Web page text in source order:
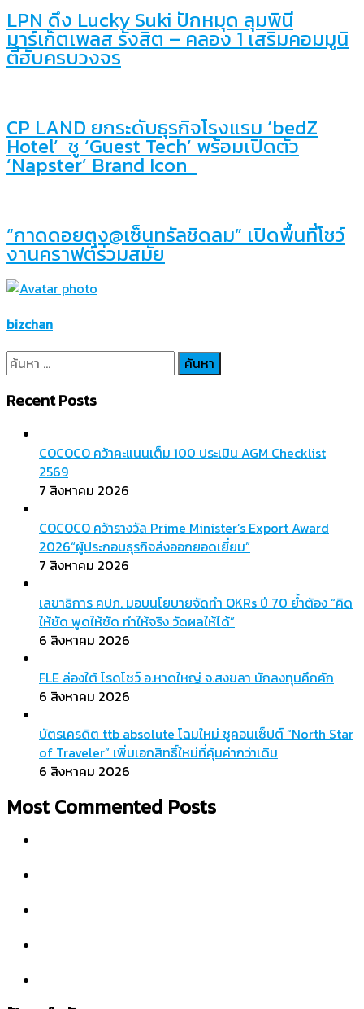
LPN ดึง Lucky Suki ปักหมุด ลุมพินี
มาร์เก็ตเพลส รังสิต – คลอง 1 เสริมคอมมูนิ
ตี้ฮับครบวงจร
CP LAND ยกระดับธุรกิจโรงแรม ‘bedZ
Hotel’ ชู ‘Guest Tech’ พร้อมเปิดตัว
‘Napster’ Brand Icon
“กาดดอยตุง@เซ็นทรัลชิดลม” เปิดพื้นที่โชว์
งานคราฟต์ร่วมสมัย
bizchan
ค้นหา
สำหรับ:
Recent Posts
COCOCO คว้าคะแนนเต็ม 100 ประเมิน AGM Checklist
2569
7 สิงหาคม 2026
COCOCO คว้ารางวัล Prime Minister’s Export Award
2026“ผู้ประกอบธุรกิจส่งออกยอดเยี่ยม”
7 สิงหาคม 2026
เลขาธิการ คปภ. มอบนโยบายจัดทำ OKRs ปี 70 ย้ำต้อง “คิด
ให้ชัด พูดให้ชัด ทำให้จริง วัดผลให้ได้”
6 สิงหาคม 2026
FLE ล่องใต้ โรดโชว์ อ.หาดใหญ่ จ.สงขลา นักลงทุนคึกคัก
6 สิงหาคม 2026
บัตรเครดิต ttb absolute โฉมใหม่ ชูคอนเซ็ปต์ “North Star
of Traveler” เพิ่มเอกสิทธิ์ใหม่ที่คุ้มค่ากว่าเดิม
6 สิงหาคม 2026
Most Commented Posts